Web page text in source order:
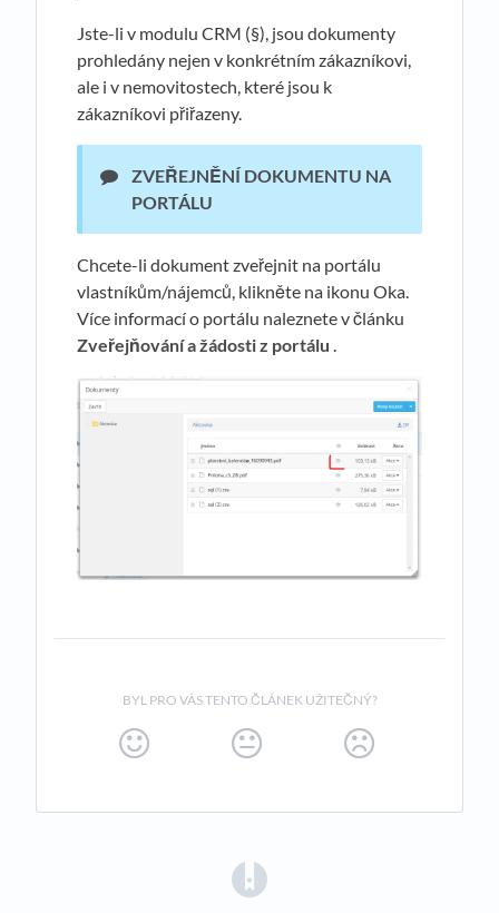
Jste-li v modulu CRM (§), jsou dokumenty
prohledány nejen v konkrétním zákazníkovi,
ale i v nemovitostech, které jsou k
zákazníkovi přiřazeny.
ZVEŘEJNĚNÍ DOKUMENTU NA
PORTÁLU
Chcete-li dokument zveřejnit na portálu
vlastníkům/nájemců, klikněte na ikonu Oka.
Více informací o portálu naleznete v článku
Zveřejňování a žádosti z portálu .
BYL PRO VÁS TENTO ČLÁNEK UŽITEČNÝ?